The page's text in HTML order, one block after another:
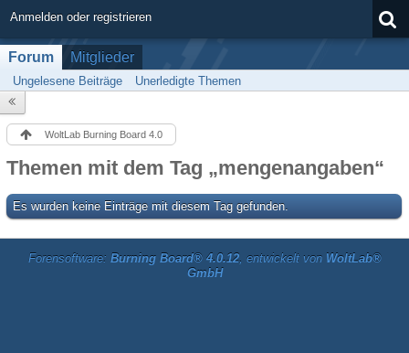
Anmelden oder registrieren
Forum Mitglieder
Ungelesene Beiträge Unerledigte Themen
WoltLab Burning Board 4.0
Themen mit dem Tag „mengenangaben“
Es wurden keine Einträge mit diesem Tag gefunden.
Forensoftware: Burning Board® 4.0.12, entwickelt von WoltLab®
GmbH